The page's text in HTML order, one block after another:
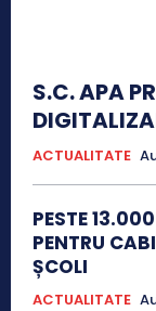
S.C. APA
ACTUALITATE
PESTE
PENTRU
ȘCOLI
ACTUALITATE